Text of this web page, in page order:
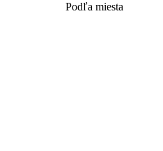
Podľa miesta